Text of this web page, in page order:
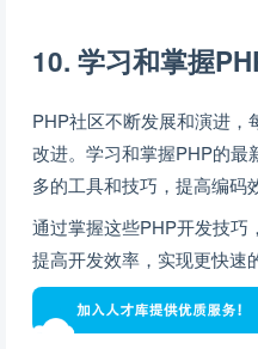
10. 学习和掌握
PHP社区不断发展和演进，
改进。学习和掌握PHP的最
多的工具和技巧，提高编码
通过掌握这些PHP开发技巧
提高开发效率，实现更快速